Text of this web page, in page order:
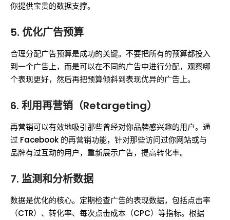
你提供宝贵的数据支撑。
5. 优化广告预算
合理分配广告预算是成功的关键。不要把所有的预算都投入
到一个广告上，而是可以在不同的广告中进行分配，观察哪
个表现更好，然后再把预算倾斜到表现优异的广告上。
6. 利用再营销（Retargeting）
再营销可以有效地吸引那些曾经对你品牌感兴趣的用户。通
过 Facebook 的再营销功能，针对那些访问过你网站或与
品牌有过互动的用户，重新展示广告，提高转化率。
7. 监测和分析数据
数据是优化的核心。定期检查广告的表现数据，包括点击率
（CTR）、转化率、每次点击成本（CPC）等指标。根据